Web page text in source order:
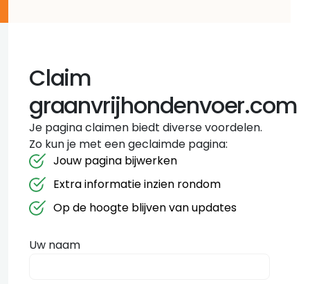
Claim
graanvrijhondenvoer.com
Je pagina claimen biedt diverse voordelen.
Zo kun je met een geclaimde pagina:
Jouw pagina bijwerken
Extra informatie inzien rondom
Op de hoogte blijven van updates
Uw naam